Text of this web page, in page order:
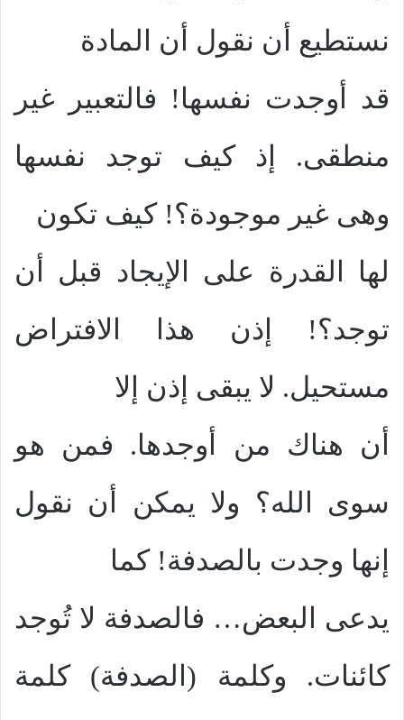
نستطيع أن نقول أن المادة
قد أوجدت نفسها! فالتعبير غير
منطقى. إذ كيف توجد نفسها
وهى غير موجودة؟! كيف تكون
لها القدرة على الإيجاد قبل أن
توجد؟! إذن هذا الافتراض
مستحيل. لا يبقى إذن إلا
أن هناك من أوجدها. فمن هو
سوى الله؟ ولا يمكن أن نقول
إنها وجدت بالصدفة! كما
يدعى البعض… فالصدفة لا تُوجد
كائنات. وكلمة (الصدفة) كلمة